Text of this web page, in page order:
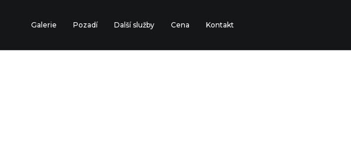
Galerie Pozadí Další služby Cena Kontakt